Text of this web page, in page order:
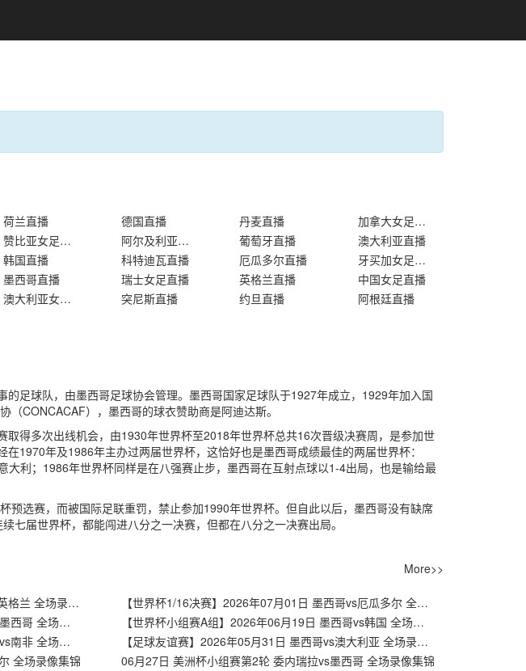
荷兰直播 德国直播 丹麦直播
加拿大女足直播
赞比亚女足直播 阿尔及利亚直播 葡萄牙直播
澳大利亚直播
韩国直播 科特迪瓦直播 厄瓜多尔直播
牙买加女足直播
墨西哥直播 瑞士女足直播 英格兰直播
中国女足直播
澳大利亚女足直播 突尼斯直播 约旦直播 阿根廷直播
足球队，由墨西哥足球协会管理。墨西哥国家足球队于1927年成立，1929年加入国
CONCACAF），墨西哥的球衣赞助商是阿迪达斯。
得多次出线机会，由1930年世界杯至2018年世界杯总共16次晋级决赛周，是参加世
1970年及1986年主办过两届世界杯，这恰好也是墨西哥成绩最佳的两届世界杯：
大利；1986年世界杯同样是在八强赛止步，墨西哥在互射点球以1-4出局，也是输给最
预选赛，而被国际足联重罚，禁止参加1990年世界杯。但自此以后，墨西哥没有缺席
七届世界杯，都能闯进八分之一决赛，但都在八分之一决赛出局。
More>>
【世界杯1/8决赛】2026年07月06日 墨西哥vs英格兰 全场录像在线回放
【世界杯1/16决赛】2026年07月01日 墨西哥vs厄瓜多尔 全场录像在线回放
【世界杯小组赛A组】2026年06月25日 捷克vs墨西哥 全场录像在线回放
【世界杯小组赛A组】2026年06月19日 墨西哥vs韩国 全场录像在线回放
【世界杯小组赛A组】2026年06月12日 墨西哥vs南非 全场录像在线回放
【足球友谊赛】2026年05月31日 墨西哥vs澳大利亚 全场录像在线回放
全场录像集锦
06月27日 美洲杯小组赛第2轮 委内瑞拉vs墨西哥 全场录像集锦